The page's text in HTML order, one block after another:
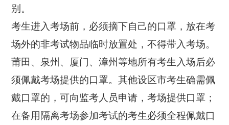
别。
考生进入考场前，必须摘下自己的口罩，放在考
场外的非考试物品临时放置处，不得带入考场。
莆田、泉州、厦门、漳州等地所有考生入场后必
须佩戴考场提供的口罩。其他设区市考生确需佩
戴口罩的，可向监考人员申请，考场提供口罩；
在备用隔离考场参加考试的考生必须全程佩戴口